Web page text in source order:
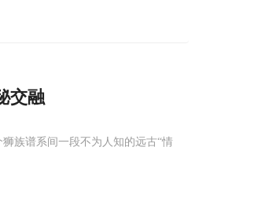
交融
族谱系间一段不为人知的远古“情